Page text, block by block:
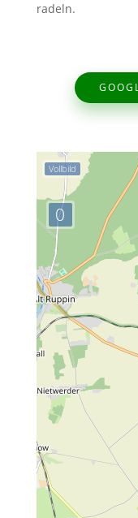
radeln.
0
Vollbild